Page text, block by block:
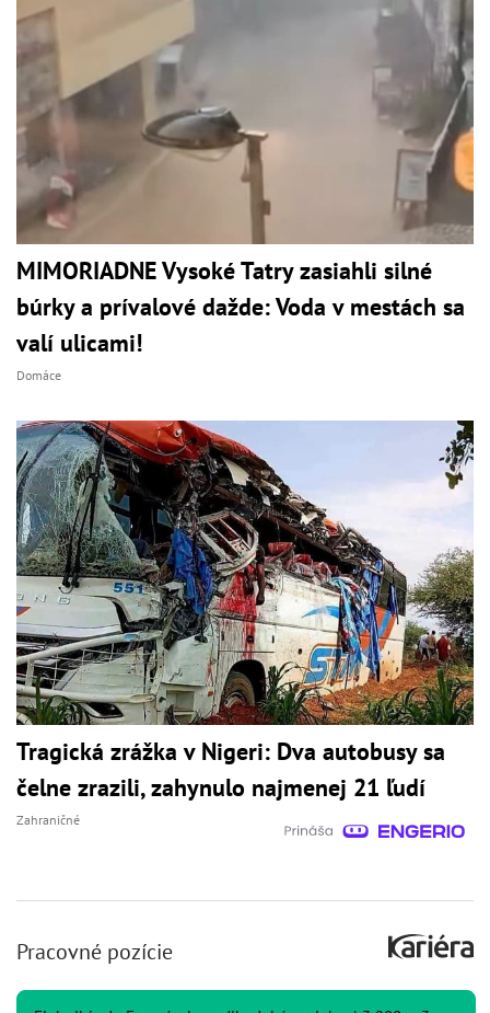
MIMORIADNE Vysoké Tatry zasiahli silné
búrky a prívalové dažde: Voda v mestách sa
valí ulicami!
Domáce
Tragická zrážka v Nigeri: Dva autobusy sa
čelne zrazili, zahynulo najmenej 21 ľudí
Zahraničné
Pracovné pozície